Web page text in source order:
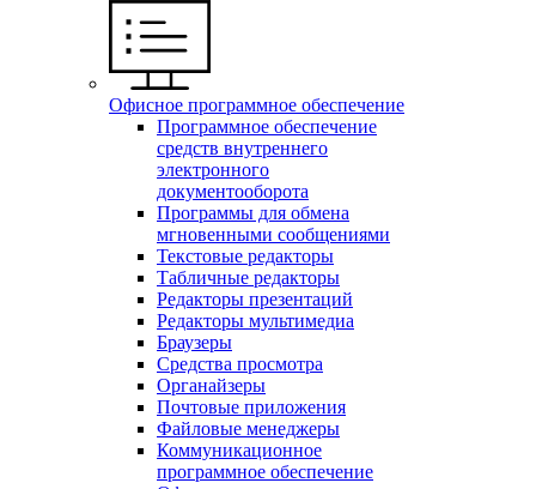
Офисное программное обеспечение
Программное обеспечение
средств внутреннего
электронного
документооборота
Программы для обмена
мгновенными сообщениями
Текстовые редакторы
Табличные редакторы
Редакторы презентаций
Редакторы мультимедиа
Браузеры
Средства просмотра
Органайзеры
Почтовые приложения
Файловые менеджеры
Коммуникационное
программное обеспечение